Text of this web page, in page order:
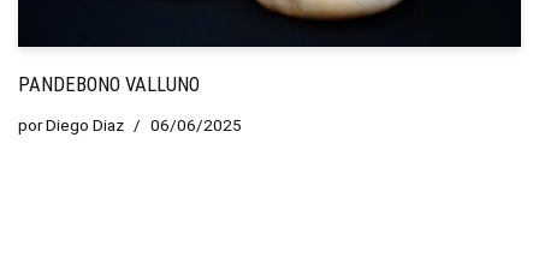
PANDEBONO VALLUNO
porDiego Diaz 06/06/2025